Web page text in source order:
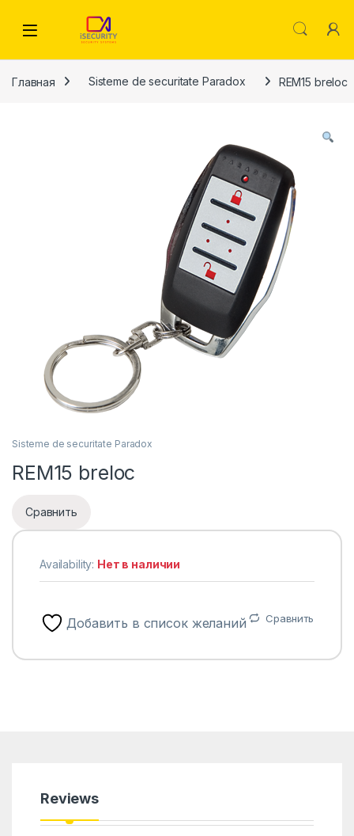
Главная Sisteme de securitate Paradox REM15 breloc
Sisteme de securitate Paradox
REM15 breloc
Сравнить
Availability: Нет в наличии
Добавить в список желаний Сравнить
Reviews